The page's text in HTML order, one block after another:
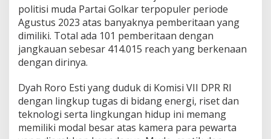
politisi muda Partai Golkar terpopuler periode
Agustus 2023 atas banyaknya pemberitaan yang
dimiliki. Total ada 101 pemberitaan dengan
jangkauan sebesar 414.015 reach yang berkenaan
dengan dirinya.
Dyah Roro Esti yang duduk di Komisi VII DPR RI
dengan lingkup tugas di bidang energi, riset dan
teknologi serta lingkungan hidup ini memang
memiliki modal besar atas kamera para pewarta